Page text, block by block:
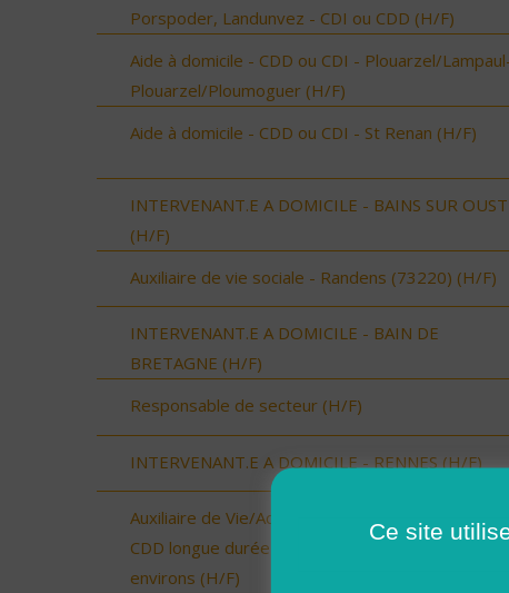
Porspoder, Landunvez - CDI ou CDD (H/F)
Aide à domicile - CDD ou CDI - Plouarzel/
Plouarzel/Ploumoguer (H/F)
Aide à domicile - CDD ou CDI - St Renan (H/F)
INTERVENANT.E A DOMICILE - BAINS SUR OUST
(H/F)
Auxiliaire de vie sociale - Randens (73220) (H/F)
INTERVENANT.E A DOMICILE - BAIN DE
BRETAGNE (H/F)
Responsable de secteur (H/F)
INTERVENANT.E A DOMICILE - RENNES (H/F)
Auxiliaire de Vie/Accompagnant Educatif et Social -
CDD longue durée - Secteur Landivisiau et
environs (H/F)
Ce site